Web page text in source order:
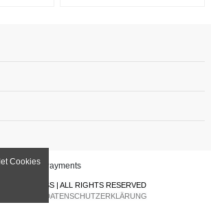
| ALL RIGHTS RESERVED
DATENSCHUTZERKLÄRUNG
Cookies